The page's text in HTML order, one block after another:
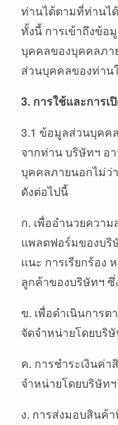
ท่านได้ตามที่ท่านไ
ทั้งนี้ การเข้าถึงข้อ
บุคคลของบุคคลภา
ส่วนบุคคลของท่าน
3. การใช้และการเ
3.1 ข้อมูลส่วนบุคค
จากท่าน บริษัทฯ อ
บุคคลภายนอกไม่ว่
ดังต่อไปนี้
ก. เพื่ออำนวยควา
แพลตฟอร์มของบริ
แนะ การเรียกร้อง
ลูกค้าของบริษัทฯ
ข. เพื่อดำเนินการ
จัดจำหน่ายโดยบริ
ค. การชำระเงินค่
จำหน่ายโดยบริษัทฯ
ง. การส่งมอบสินค้